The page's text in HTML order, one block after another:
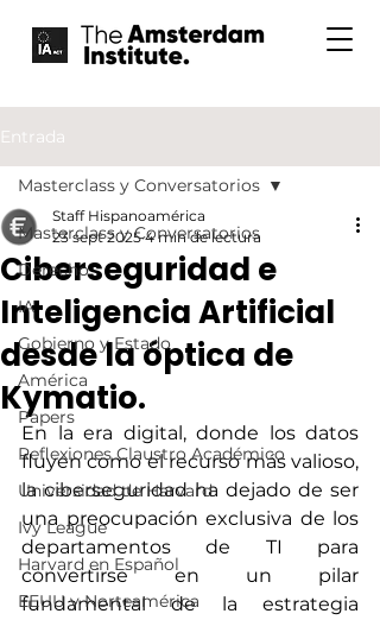
Entrada
Masterclass y Conversatorios
Derecho
IA
Gobierno y Estado
América
Papers
Reflexiones Claustro Académico
Universidad de Harvard
Ivy League
Harvard en Español
EEUU y Norteamérica
Masterclass y Conversatorios
Ciberseguridad e
Inteligencia Artificial
desde la óptica de
Kymatio.
Staff Hispanoamérica
23 sept 2025 4 min de lectura
En la era digital, donde los datos
fluyen como el recurso más valioso,
la ciberseguridad ha dejado de ser
una preocupación exclusiva de los
departamentos de TI para
convertirse en un pilar
fundamental de la estrategia